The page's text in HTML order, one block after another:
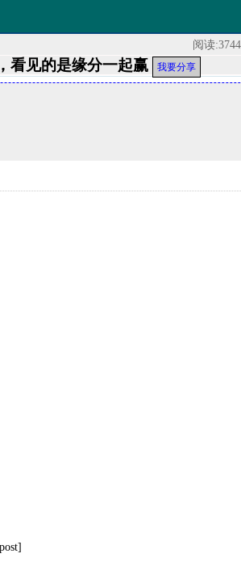
阅读
看见的是缘分一起赢 我要分享